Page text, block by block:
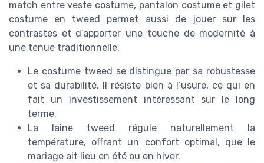
match entre veste costume, pantalon costume et gilet
costume en tweed permet aussi de jouer sur les
contrastes et d’apporter une touche de modernité à
une tenue traditionnelle.
Le costume tweed se distingue par sa robustesse
et sa durabilité. Il résiste bien à l’usure, ce qui en
fait un investissement intéressant sur le long
terme.
La laine tweed régule naturellement la
température, offrant un confort optimal, que le
mariage ait lieu en été ou en hiver.